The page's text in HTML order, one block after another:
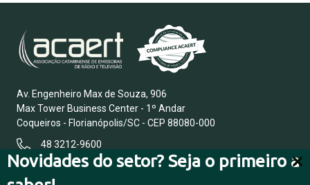
Novidades do setor? Seja o primeiro a
Av. Engenheiro Max de Souza, 906
Max Tower Business Center - 1º Andar
Coqueiros - Florianópolis/SC - CEP 88080-000
48 3212-9600